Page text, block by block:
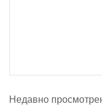
Недавно